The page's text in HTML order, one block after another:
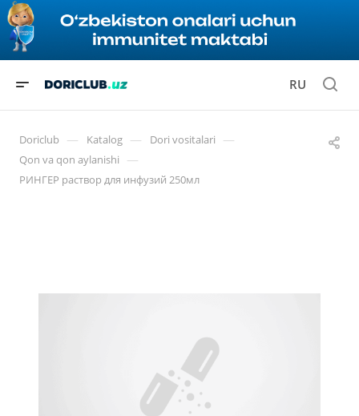
RU
Doriclub — Katalog — Dori vositalari —
Qon va qon aylanishi —
РИНГЕР раствор для инфузий 250мл